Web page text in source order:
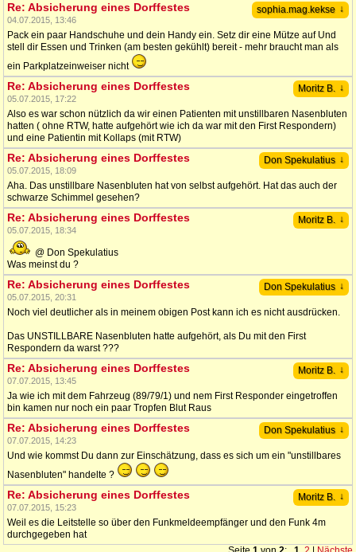
sophia.mag.kekse ↓
Re: Absicherung eines Dorffestes
04.07.2015, 13:46
Pack ein paar Handschuhe und dein Handy ein. Setz dir eine Mütze auf Und
stell dir Essen und Trinken (am besten gekühlt) bereit - mehr braucht man als
ein Parkplatzeinweiser nicht
Moritz B. ↓
Re: Absicherung eines Dorffestes
05.07.2015, 17:22
Also es war schon nützlich da wir einen Patienten mit unstillbaren Nasenbluten
hatten ( ohne RTW, hatte aufgehört wie ich da war mit den First Respondern)
und eine Patientin mit Kollaps (mit RTW)
Don Spekulatius ↓
Re: Absicherung eines Dorffestes
05.07.2015, 18:09
Aha. Das unstillbare Nasenbluten hat von selbst aufgehört. Hat das auch der
schwarze Schimmel gesehen?
Moritz B. ↓
Re: Absicherung eines Dorffestes
05.07.2015, 18:34
@ Don Spekulatius
Was meinst du ?
Don Spekulatius ↓
Re: Absicherung eines Dorffestes
05.07.2015, 20:31
Noch viel deutlicher als in meinem obigen Post kann ich es nicht ausdrücken.
Das UNSTILLBARE Nasenbluten hatte aufgehört, als Du mit den First
Respondern da warst ???
Moritz B. ↓
Re: Absicherung eines Dorffestes
07.07.2015, 13:45
Ja wie ich mit dem Fahrzeug (89/79/1) und nem First Responder eingetroffen
bin kamen nur noch ein paar Tropfen Blut Raus
Don Spekulatius ↓
Re: Absicherung eines Dorffestes
07.07.2015, 14:23
Und wie kommst Du dann zur Einschätzung, dass es sich um ein "unstillbares
Nasenbluten" handelte ?
Moritz B. ↓
Re: Absicherung eines Dorffestes
07.07.2015, 15:23
Weil es die Leitstelle so über den Funkmeldeempfänger und den Funk 4m
durchgegeben hat